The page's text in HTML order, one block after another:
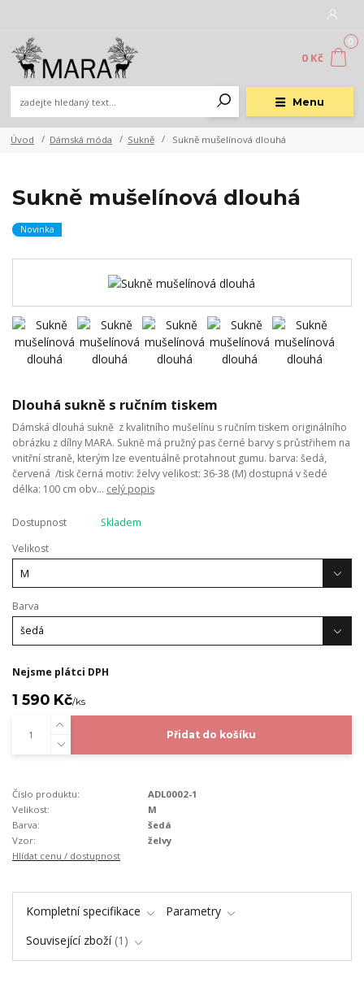
Menu
0
0 Kč
Úvod Dámská móda Sukně Sukně mušelínová dlouhá
Sukně mušelínová dlouhá
Novinka
Dlouhá sukně s ručním tiskem
Dámská dlouhá sukně z kvalitního mušelínu s ručním tiskem originálního
obrázku z dílny MARA. Sukně má pružný pas černé barvy s průstřihem na
vnitřní straně, kterým lze eventuálně protahnout gumu. barva: šedá,
červená /tisk černá motiv: želvy velikost: 36-38 (M) dostupná v šedé
délka: 100 cm obv... celý popis
Dostupnost
Skladem
Velikost
Barva
Nejsme plátci DPH
1 590 Kč/ks
Přidat do košíku
Číslo produktu:
ADL0002-1
Velikost:
M
Barva:
šedá
Vzor:
želvy
Hlídat cenu / dostupnost
Kompletní specifikace
Parametry
Související zboží 1